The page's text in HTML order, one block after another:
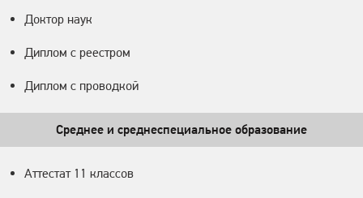
Доктор наук
Диплом с реестром
Диплом с проводкой
Среднее и среднеспециальное образование
Аттестат 11 классов